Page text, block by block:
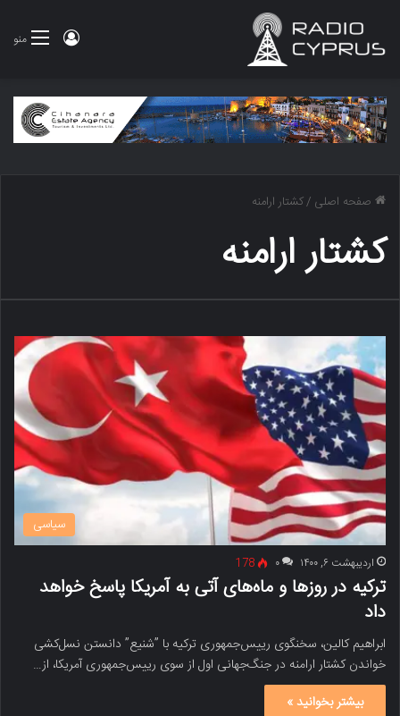
منو ورود
صفحه اصلی /کشتار ارامنه
کشتار ارامنه
سیاسی
اردیبهشت ۶, ۱۴۰۰ ۰ 178
ترکیه در روزها و ماه‌های آتی به آمریکا پاسخ خواهد
داد
ابراهیم کالین، سخنگوی رییس‌جمهوری ترکیه با ”شنیع” دانستن نسل‌کشی
خواندن کشتار ارامنه در جنگ‌جهانی اول از سوی رییس‌جمهوری آمریکا، از…
بیشتر بخوانید »